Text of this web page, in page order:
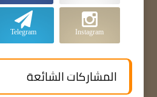
Instagram
Telegram
المشاركات الشائعة